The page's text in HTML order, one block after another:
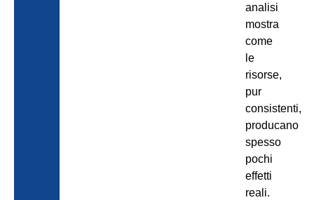
analisi
mostra
come
le
risorse,
pur
consistenti,
producano
spesso
pochi
effetti
reali.